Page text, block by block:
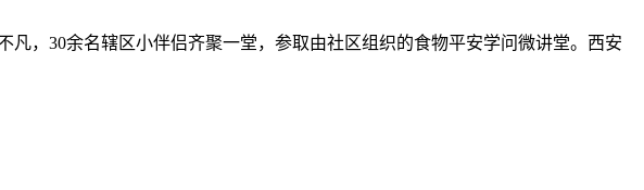
，30余名辖区小伴侣齐聚一堂，参取由社区组织的食物平安学问微讲堂。西安